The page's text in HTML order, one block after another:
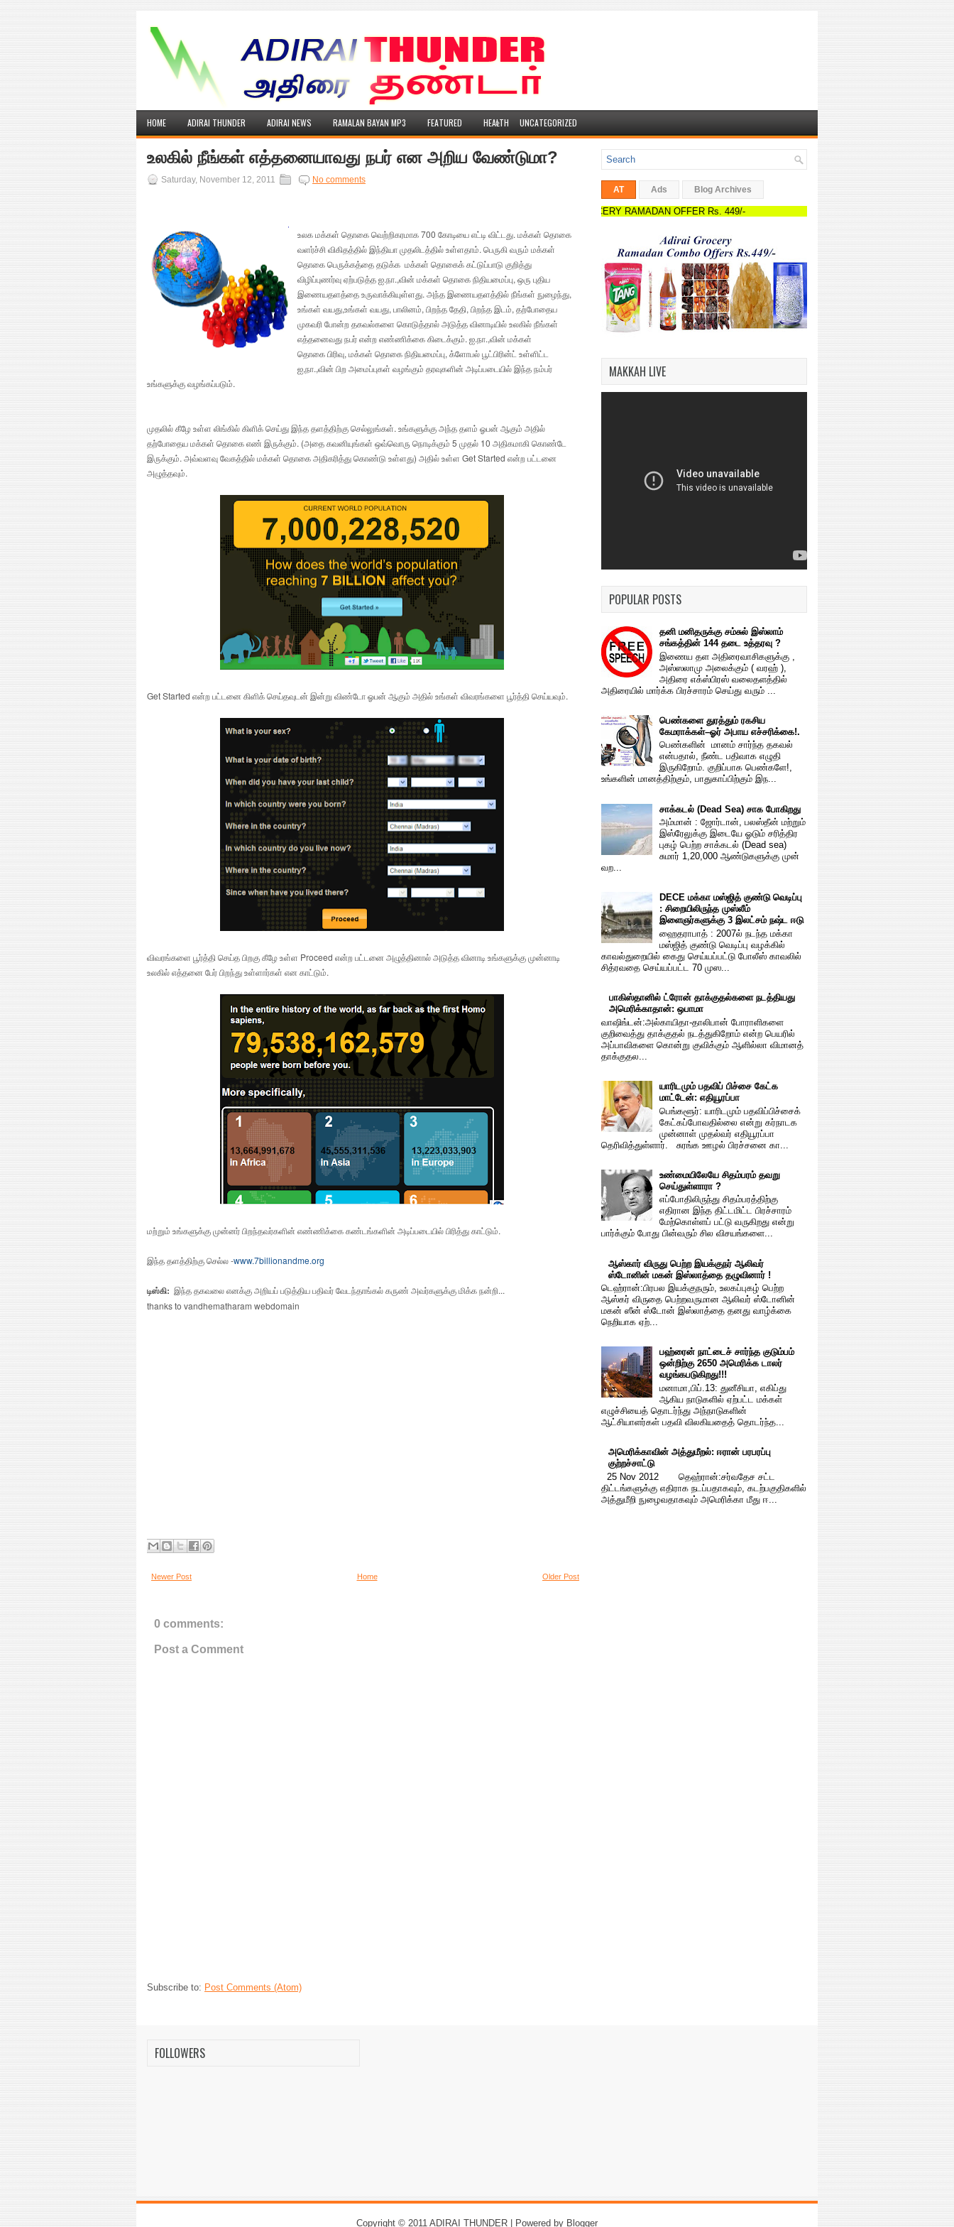
HOME ADIRAI THUNDER ADIRAI NEWS RAMALAN BAYAN MP3 FEATURED HEALTH
» UNCATEGORIZED
உலகில் நீங்கள் எத்தனையாவது நபர் என அறிய வேண்டுமா?
Saturday, November 12, 2011 No comments
உலக மக்கள் தொகை வெற்றிகரமாக 700 கோடியை எட்டி விட்டது. மக்கள் தொகை
வளர்ச்சி விகிதத்தில் இந்தியா முதலிடத்தில் உள்ளதாம். பெருகி வரும் மக்கள்
தொகை பெருக்கத்தை தடுக்க மக்கள் தொகைக் கட்டுப்பாடு குறித்து
விழிப்புணர்வு ஏற்படுத்த ஐ.நா.,வின் மக்கள் தொகை நிதியமைப்பு, ஒரு புதிய
இணையதளத்தை உருவாக்கியுள்ளது. அந்த இணையதளத்தில் நீங்கள் நுழைந்து,
உங்கள் வயது,உங்கள் வயது, பாலினம், பிறந்த தேதி, பிறந்த இடம், தற்போதைய
முகவரி போன்ற தகவல்களை கொடுத்தால் அடுத்த வினாடியில் உலகில் நீங்கள்
எத்தனைவது நபர் என்ற எண்ணிக்கை கிடைக்கும். ஐ.நா.,வின் மக்கள்
தொகை பிரிவு, மக்கள் தொகை நிதியமைப்பு, க்ளோபல் பூட்பிரின்ட் உள்ளிட்ட
ஐ,நா.,வின் பிற அமைப்புகள் வழங்கும் தரவுகளின் அடிப்படையில் இந்த நம்பர்
உங்களுக்கு வழங்கப்படும்.
முதலில் கீழே உள்ள லிங்கில் கிளிக் செய்து இந்த தளத்திற்கு செல்லுங்கள். உங்களுக்கு அந்த தளம் ஓபன் ஆகும் அதில்
தற்போதைய மக்கள் தொகை எண் இருக்கும். (அதை கவனியுங்கள் ஒவ்வொரு நொடிக்கும் 5 முதல் 10 அதிகமாகி கொண்டே
இருக்கும். அவ்வளவு வேகத்தில் மக்கள் தொகை அதிகரித்து கொண்டு உள்ளது) அதில் உள்ள Get Started என்ற பட்டனை
அழுத்தவும்.
Get Started என்ற பட்டனை கிளிக் செய்தவுடன் இன்று விண்டோ ஓபன் ஆகும் அதில் உங்கள் விவரங்களை பூர்த்தி செய்யவும்.
விவரங்களை பூர்த்தி செய்த பிறகு கீழே உள்ள Proceed என்ற பட்டனை அழுத்தினால் அடுத்த வினாடி உங்களுக்கு முன்னாடி
உலகில் எத்தனை பேர் பிறந்து உள்ளார்கள் என காட்டும்.
மற்றும் உங்களுக்கு முன்னர் பிறந்தவர்களின் எண்ணிக்கை கண்டங்களின் அடிப்படையில் பிரித்து காட்டும்.
இந்த தளத்திற்கு செல்ல -www.7billionandme.org
டிஸ்கி: இந்த தகவலை எனக்கு அறியப் படுத்திய பதிவர் வேடந்தாங்கல் கருண் அவர்களுக்கு மிக்க நன்றி...
thanks to vandhematharam webdomain
Newer Post Older Post
Home
0 comments:
Post a Comment
Subscribe to: Post Comments (Atom)
AT Ads Blog Archives
ADIRAI GROCERY RAMADAN OFFER Rs. 449/-
MAKKAH LIVE
POPULAR POSTS
தனி மனிதருக்கு சம்சுல் இஸ்லாம்
சங்கத்தின் 144 தடை உத்தரவு ?
இணைய தள அதிரைவாசிகளுக்கு ,
அஸ்ஸலாமு அலைக்கும் ( வரஹ் ),
அதிரை எக்ஸ்பிரஸ் வலைதளத்தில்
அதிரையில் மார்க்க பிரச்சாரம் செய்து வரும் ...
பெண்களை துரத்தும் ரகசிய
கேமராக்கள்–ஓர் அபாய எச்சரிக்கை!.
பெண்களின் மானம் சார்ந்த தகவல்
என்பதால், நீண்ட பதிவாக எழுதி
இருகிறோம். குறிப்பாக பெண்களே!,
உங்களின் மானத்திற்கும், பாதுகாப்பிற்கும் இந...
சாக்கடல் (Dead Sea) சாக போகிறது
அம்மான் : ஜோர்டான், பலஸ்தீன் மற்றும்
இஸ்ரேலுக்கு இடையே ஓடும் சரித்திர
புகழ் பெற்ற சாக்கடல் (Dead sea)
சுமார் 1,20,000 ஆண்டுகளுக்கு முன்
வற...
DECE மக்கா மஸ்ஜித் குண்டு வெடிப்பு
: சிறையிலிருந்த முஸ்லீம்
இளைஞர்களுக்கு 3 இலட்சம் நஷ்ட ஈடு
ஹைதராபாத் : 2007ல் நடந்த மக்கா
மஸ்ஜித் குண்டு வெடிப்பு வழக்கில்
காவல்துறையில் கைது செய்யப்பட்டு போலீஸ் காவலில்
சித்ரவதை செய்யப்பட்ட 70 முஸ...
பாகிஸ்தானில் ட்ரோன் தாக்குதல்களை நடத்தியது
அமெரிக்காதான்: ஒபாமா
வாஷிங்டன்:அல்காயிதா-தாலிபான் போராளிகளை
குறிவைத்து தாக்குதல் நடத்துகிறோம் என்ற பெயரில்
அப்பாவிகளை கொன்று குவிக்கும் ஆளில்லா விமானத்
தாக்குதல...
யாரிடமும் பதவிப் பிச்சை கேட்க
மாட்டேன்: எதியூரப்பா
பெங்களூர்: யாரிடமும் பதவிப்பிச்சைக்
கேட்கப்போவதில்லை என்று கர்நாடக
முன்னாள் முதல்வர் எதியூரப்பா
தெரிவித்துள்ளார். சுரங்க ஊழல் பிரச்சனை கா...
உண்மையிலேயே சிதம்பரம் தவறு
செய்துள்ளாரா ?
எப்போதிலிருந்து சிதம்பரத்திற்கு
எதிரான இந்த திட்டமிட்ட பிரச்சாரம்
மேற்கொள்ளப் பட்டு வருகிறது என்று
பார்க்கும் போது பின்வரும் சில விசயங்களை...
ஆஸ்கார் விருது பெற்ற இயக்குநர் ஆலிவர்
ஸ்டோனின் மகன் இஸ்லாத்தை தழுவினார் !
டெஹ்ரான்:பிரபல இயக்குநரும், உலகப்புகழ் பெற்ற
ஆஸ்கர் விருதை பெற்றவருமான ஆலிவர் ஸ்டோனின்
மகன் ஸீன் ஸ்டோன் இஸ்லாத்தை தனது வாழ்க்கை
நெறியாக ஏற்...
பஹ்ரைன் நாட்டைச் சார்ந்த குடும்பம்
ஒன்றிற்கு 2650 அமெரிக்க டாலர்
வழங்கபடுகிறது!!!
மனாமா,பிப்.13: துனீசியா, எகிப்து
ஆகிய நாடுகளில் ஏற்பட்ட மக்கள்
எழுச்சியைத் தொடர்ந்து அந்நாடுகளின்
ஆட்சியாளர்கள் பதவி விலகியதைத் தொடர்ந்த...
அமெரிக்காவின் அத்துமீறல்: ஈரான் பரபரப்பு
குற்றச்சாட்டு
25 Nov 2012 தெஹ்ரான்:சர்வதேச சட்ட
திட்டங்களுக்கு எதிராக நடப்பதாகவும், கடற்பகுதிகளில்
அத்துமீறி நுழைவதாகவும் அமெரிக்கா மீது ஈ...
FOLLOWERS
Copyright © 2011 ADIRAI THUNDER | Powered by Blogger